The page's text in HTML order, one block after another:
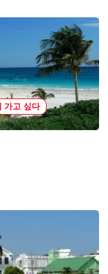
가고 싶다